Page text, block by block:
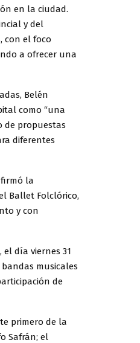
en la ciudad.
y del
con el foco
a ofrecer una
Belén
como “una
de propuestas
diferentes
la
Ballet Folclórico,
y con
día viernes 31
musicales
de
primero de la
Safrán; el